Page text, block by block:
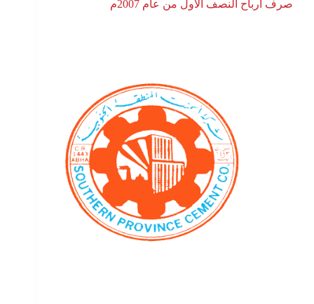
صرف ارباح النصف الاول من عام 2007م